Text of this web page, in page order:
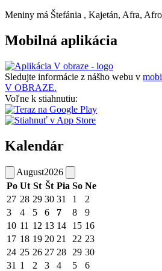
Meniny má Štefánia , Kajetán, Afra,
Mobilná aplikácia
Sledujte informácie z nášho webu v
V OBRAZE.
Voľne k stiahnutiu:
Kalendár
August2026
Po Ut St Št Pia So Ne
27 28 29 30 31 1
2
3
4 5 6 7 8
9
10 11 12 13 14 15 16
17 18 19 20 21 22 23
24 25 26 27 28 29 30
31 1 2 3 4 5 6